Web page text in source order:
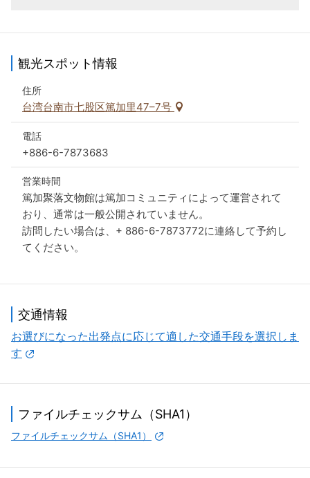
った媒体を通して、多彩な篤加集落文化を展示していま
ときは、地域の活動センターまでお問い合わせください。
観光スポット情報
住所
台湾台南市七股区篤加里47–7号
電話
+886-6-7873683
営業時間
篤加聚落文物館は篤加コミュニティによって運営されて
おり、通常は一般公開されていません。
訪問したい場合は、+ 886-6-7873772に連絡して予約し
てください。
交通情報
お選びになった出発点に応じて適した交通手段を選択しま
す
ファイルチェックサム（SHA1）
ファイルチェックサム（SHA1）